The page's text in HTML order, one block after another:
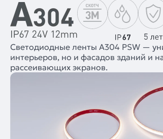
Светодиодные ленты A304 PSW —
интерьеров, но и фасадов зданий и
рассеивающих экранов.